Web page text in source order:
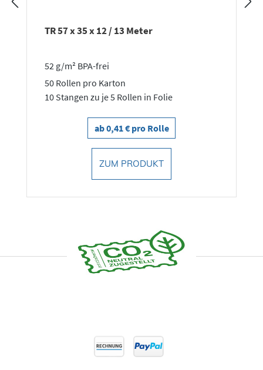
TR 57 x 35 x 12 / 13 Meter
52 g/m² BPA-frei
50 Rollen pro Karton
10 Stangen zu je 5 Rollen in Folie
ab 0,41 € pro Rolle
ZUM PRODUKT